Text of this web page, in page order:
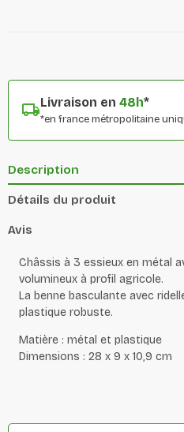
Livraison en 48h*
*en france métropolitaine
Description
Détails du produit
Avis
Châssis à 3 essieux en métal
volumineux à profil agricole.
La benne basculante avec
plastique robuste.
Matière : métal et plastique
Dimensions : 28 x 9 x 10,9 cm